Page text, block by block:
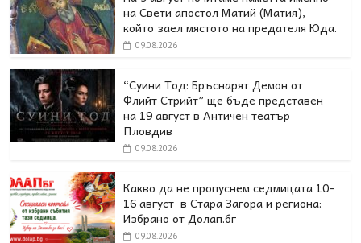
на Свети апостол Матий (Матия),
който заел мястото на предателя Юда.
09.08.2026
“Суини Тод: Бръснарят Демон от
Флийт Стрийт” ще бъде представен
на 19 август в Античен театър
Пловдив
09.08.2026
Какво да не пропуснем седмицата 10-
16 август в Стара Загора и региона:
Избрано от Долап.бг
09.08.2026